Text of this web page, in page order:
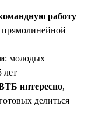
работу
прямолинейной
: молодых
лет
интересно,
делиться